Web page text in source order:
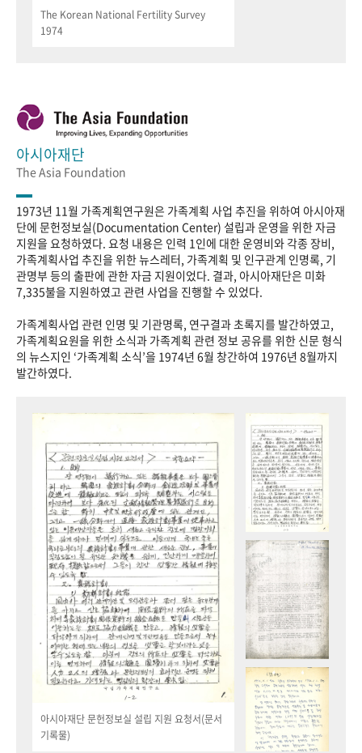
The Korean National Fertility Survey
1974
아시아재단
The Asia Foundation
1973년 11월 가족계획연구원은 가족계획 사업 추진을 위하여 아시아재
단에 문헌정보실(Documentation Center) 설립과 운영을 위한 자금
지원을 요청하였다. 요청 내용은 인력 1인에 대한 운영비와 각종 장비,
가족계획사업 추진을 위한 뉴스레터, 가족계획 및 인구관계 인명록, 기
관명부 등의 출판에 관한 자금 지원이었다. 결과, 아시아재단은 미화
7,335불을 지원하였고 관련 사업을 진행할 수 있었다.
가족계획사업 관련 인명 및 기관명록, 연구결과 초록지를 발간하였고,
가족계획요원을 위한 소식과 가족계획 관련 정보 공유를 위한 신문 형식
의 뉴스지인 ‘가족계획 소식’을 1974년 6월 창간하여 1976년 8월까지
발간하였다.
아시아재단 문헌정보실 설립 지원 요청서(문서
기록물)